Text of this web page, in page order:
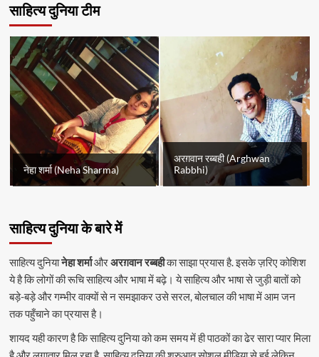
साहित्य दुनिया टीम
नेहा शर्मा (Neha Sharma)
अरग़वान रब्बही (Arghwan
Rabbhi)
साहित्य दुनिया के बारे में
साहित्य दुनियानेहा शर्माऔरअरग़वान रब्बहीका साझा प्रयास है. इसके ज़रिए कोशिश
ये है कि लोगों की रूचि साहित्य और भाषा में बढ़े। ये साहित्य और भाषा से जुड़ी बातों को
बड़े-बड़े और गम्भीर वाक्यों से न समझाकर उसे सरल, बोलचाल की भाषा में आम जन
तक पहुँचाने का प्रयास है।
शायद यही कारण है कि साहित्य दुनिया को कम समय में ही पाठकों का ढेर सारा प्यार मिला